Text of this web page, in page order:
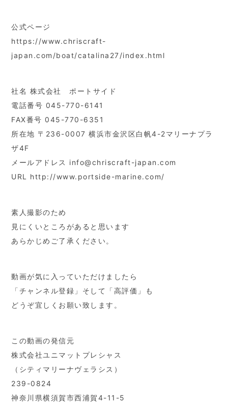
公式ページ
https://www.chriscraft-
japan.com/boat/catalina27/index.html
社名 株式会社 ポートサイド
電話番号 045-770-6141
FAX番号 045-770-6351
所在地 〒236-0007 横浜市金沢区白帆4-2マリーナプラ
ザ4F
メールアドレス info@chriscraft-japan.com
URL http://www.portside-marine.com/
素人撮影のため
見にくいところがあると思います
あらかじめご了承ください。
動画が気に入っていただけましたら
「チャンネル登録」そして「高評価」も
どうぞ宜しくお願い致します。
この動画の発信元
株式会社ユニマットプレシャス
（シティマリーナヴェラシス）
239-0824
神奈川県横須賀市西浦賀4-11-5